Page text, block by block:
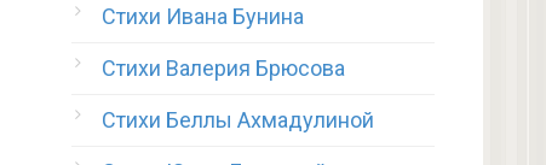
Стихи Ивана Бунина
Стихи Валерия Брюсова
Стихи Беллы Ахмадулиной